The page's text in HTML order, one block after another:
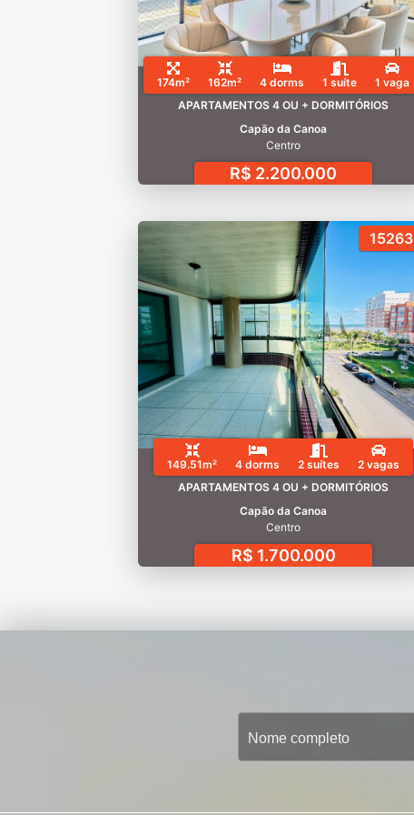
174m² 162m² 4 dorms 1 suíte
1 vaga
APARTAMENTOS 4 OU + DORMITÓRIOS
Capão da Canoa
Centro
R$ 2.200.000
15263
149.51m² 4 dorms 2 suítes
2 vagas
APARTAMENTOS 4 OU + DORMITÓRIOS
Capão da Canoa
Centro
R$ 1.700.000